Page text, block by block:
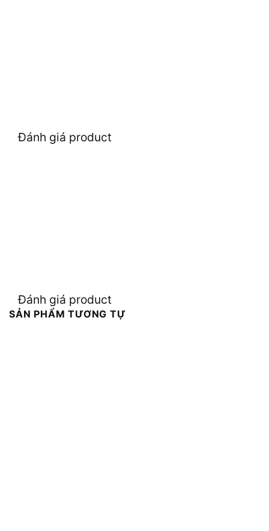
Đánh giá product
Đánh giá product
SẢN PHẨM TƯƠNG TỰ